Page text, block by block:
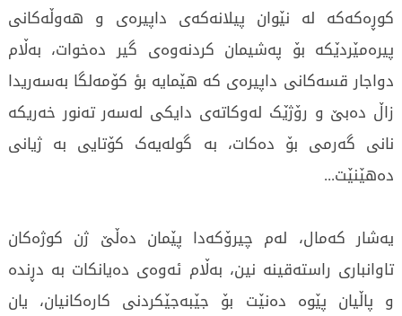
کوڕەکەکە لە نێوان پیلانەکەی داپیرەی و هەوڵەکانی
پیرەمێردێکە بۆ پەشیمان کردنەوەی گیر دەخوات، بەڵام
دواجار قسەکانی داپیرەی کە هێمایە بؤ کۆمەلگا بەسەریدا
زاڵ دەبێ و رۆژێک لەوکاتەی دایکی لەسەر تەنور خەریکە
نانی گەرمی بۆ دەکات، بە گولەیەک کۆتایی بە ژیانی
دەهێنێت...
یەشار کەمال، لەم چیرۆکەدا پێمان دەڵێ ژن کوژەکان
تاوانباری راستەقینە نین، بەڵام ئەوەی دەیانکات بە دڕندە
و پاڵیان پێوە دەنێت بۆ جێبەجێکردنی کارەکانیان، یان